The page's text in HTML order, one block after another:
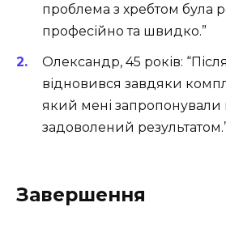
проблема з хребтом була
професійно та швидко.”
Олександр, 45 років:
відновився завдяки
який мені запропонували
задоволений
Завершення